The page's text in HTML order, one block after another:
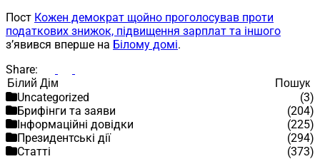
Пост Кожен демократ щойно проголосував проти
податкових знижок, підвищення зарплат та іншого
з’явився вперше на Білому домі.
Share:
Пошук
Пошук
Uncategorized
(3)
Брифінги та заяви
(204)
Інформаційні довідки
(225)
Президентські дії
(294)
Статті
(373)